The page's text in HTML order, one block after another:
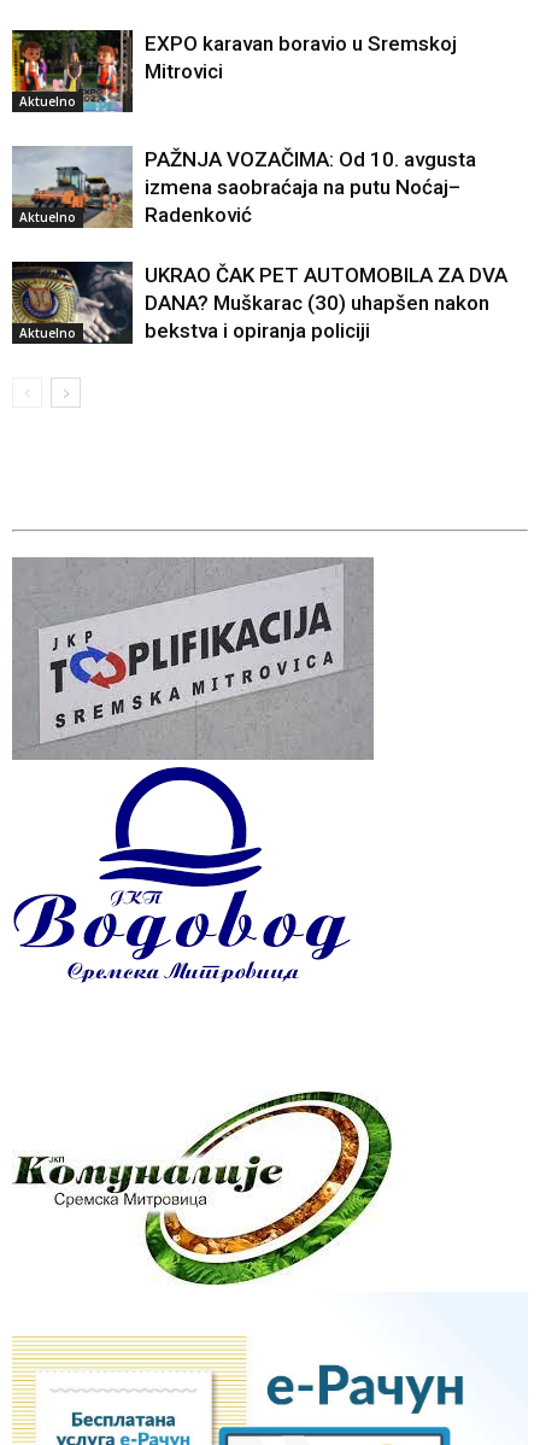
Aktuelno
EXPO karavan boravio u Sremskoj
Mitrovici
Aktuelno
PAŽNJA VOZAČIMA: Od 10. avgusta
izmena saobraćaja na putu Noćaj–
Radenković
Aktuelno
UKRAO ČAK PET AUTOMOBILA ZA DVA
DANA? Muškarac (30) uhapšen nakon
bekstva i opiranja policiji